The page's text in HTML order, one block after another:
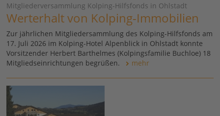
Mitgliederversammlung Kolping-Hilfsfonds in Ohlstadt
Werterhalt von Kolping-Immobilien
Zur jährlichen Mitgliedersammlung des Kolping-Hilfsfonds am
17. Juli 2026 im Kolping-Hotel Alpenblick in Ohlstadt konnte
Vorsitzender Herbert Barthelmes (Kolpingsfamilie Buchloe) 18
Mitgliedseinrichtungen begrüßen.
mehr